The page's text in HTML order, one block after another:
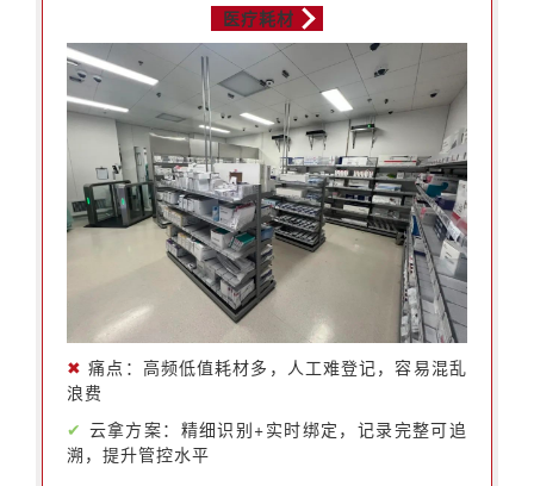
医疗耗材
✖痛点：高频低值耗材多，人工难登记，容易混乱
浪费
✔ 云拿方案：精细识别+实时绑定，记录完整可追
溯，提升管控水平